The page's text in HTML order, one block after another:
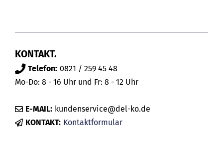
KONTAKT.
Telefon: 0821 / 259 45 48
Mo-Do: 8 - 16 Uhr und Fr: 8 - 12 Uhr
E-MAIL: kundenservice@del-ko.de
KONTAKT: Kontaktformular